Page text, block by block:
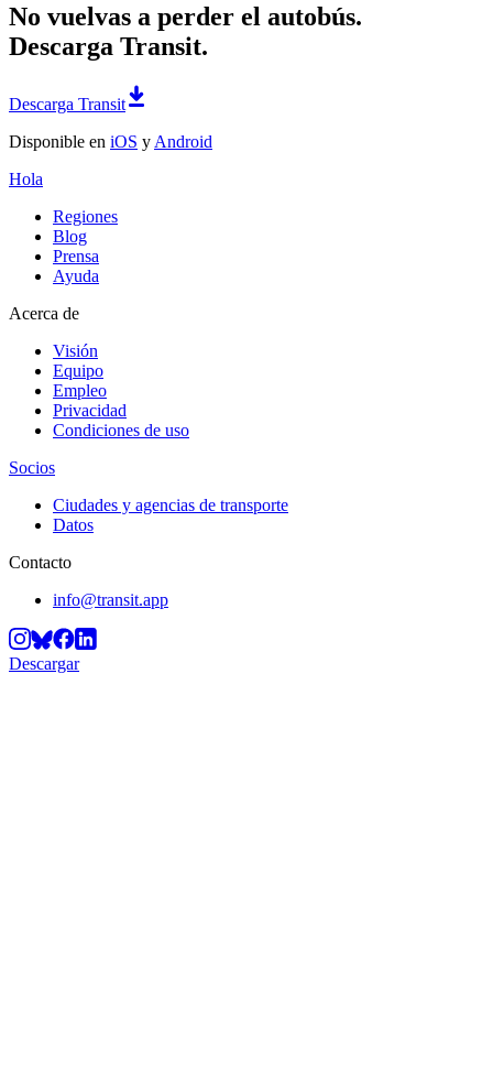
No vuelvas a perder el autobús.
Descarga Transit.
Descarga Transit
Disponible en iOS y Android
Hola
Regiones
Blog
Prensa
Ayuda
Acerca de
Visión
Equipo
Empleo
Privacidad
Condiciones de uso
Socios
Ciudades y agencias de transporte
Datos
Contacto
info@transit.app
Descargar